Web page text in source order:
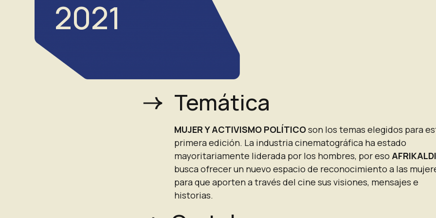
2021
Temática
MUJER Y ACTIVISMO POLÍTICOson los temas elegidos para
primera edición. La industria cinematográfica ha estado
mayoritariamente liderada por los hombres, por eso
busca ofrecer un nuevo espacio de reconocimiento a las
para que aporten a través del cine sus visiones, mensajes e
historias.